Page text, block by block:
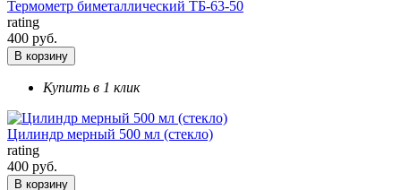
Термометр биметаллический ТБ-63-50
rating
400 руб.
В корзину
Купить в 1 клик
Цилиндр мерный 500 мл (стекло)
rating
400 руб.
В корзину